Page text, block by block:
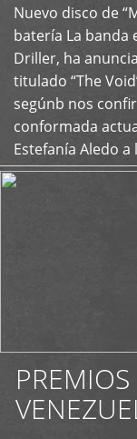
Nuevo disco de
batería La banda
Driller, ha
titulado “The
segúnb nos
conformada
Estefanía Aledo a